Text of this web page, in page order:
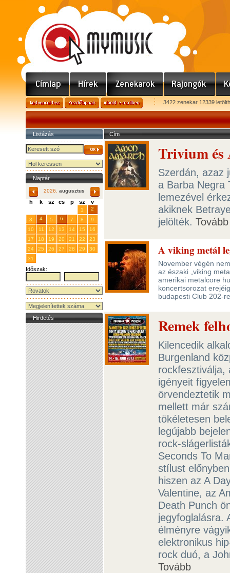
3422 zenekar 12339
Listázás
Naptár
2026. augusztus
h k sz cs p sz v
1
2
3
4 5 6 7 8
9
10
11 12 13 14 15
16
17
18 19 20 21 22
23
24
25 26 27 28 29
30
31
Időszak:
-
Hirdetés
Cím
Trivium és
Szerdán, azaz
a Barba Negra
lemezével
akiknek
jelölték. Tovább
A viking metál
November végén
az északi „viking
amerikai metalcore
koncertsorozat
budapesti Club 202-
Remek
Kilencedik
Burgenland
rockfesztiválja,
igényeit
örvendeztetik
mellett már
tökéletesen
legújabb
rock-
Seconds To
stílust
hiszen az A
Valentine, az
Death Punch
jegyfoglalásra.
élményre
elektronikus
rock duó, a
Tovább